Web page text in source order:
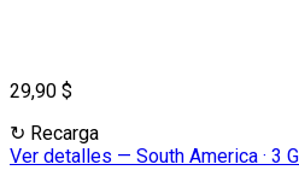
29,90 $
↻ Recarga
Ver detalles — South America · 3